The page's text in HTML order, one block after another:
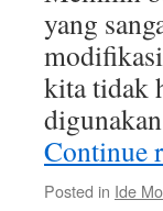
yang
kita tidak
Continue
Posted in Ide